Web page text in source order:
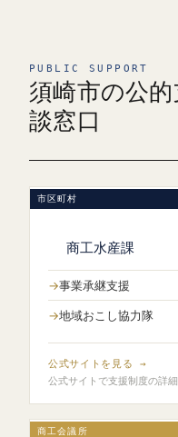
PUBLIC SUPPORT
須崎市の公
談窓口
市区町村
商工水産課
事業承継支援
地域おこし協力隊
公式サイトを見る →
公式サイトで支援制度の詳
商工会議所